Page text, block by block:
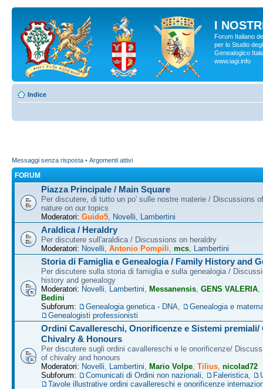
I
Forum Italiano
per lo Studio
Genealogico
www.iagi.info
Indice
Messaggi senza risposta • Argomenti attivi
FORUM
Piazza Principale / Main Square
Per discutere, di tutto un po' sulle nostre materie / Discussions
nature on our topics
Moderatori: Guido5 Novelli Lambertini
Araldica / Heraldry
Per discutere sull'araldica / Discussions on heraldry
Moderatori: Novelli Antonio Pompili mcs Lambertini
Storia di Famiglia e Genealogia / Family History and
Per discutere sulla storia di famiglia e sulla genealogia /
history and genealogy
Moderatori: Novelli Lambertini Messanensis GENS VALERIA
Bedini
Subforum:
Genealogia genetica - DNA
Genealogia e
Genealogisti professionisti
Ordini Cavallereschi, Onorificenze e Sistemi premiali/
Chivalry & Honours
Per discutere sugli ordini cavallereschi e le onorificenze/
of chivalry and honours
Moderatori: Novelli Lambertini Mario Volpe Tilius nicolad72
Subforum:
Comunicati di Ordini non nazionali Faleristica
Tavole illustrative ordini cavallereschi e onorificenze